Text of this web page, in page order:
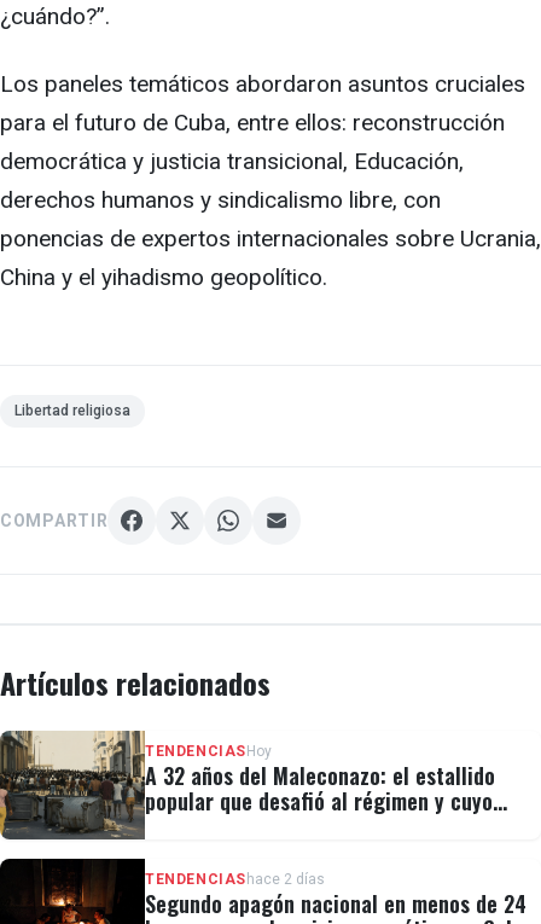
¿cuándo?”.
Los paneles temáticos abordaron asuntos cruciales
para el futuro de Cuba, entre ellos: reconstrucción
democrática y justicia transicional, Educación,
derechos humanos y sindicalismo libre, con
ponencias de expertos internacionales sobre Ucrania,
China y el yihadismo geopolítico.
Libertad religiosa
COMPARTIR
Artículos relacionados
TENDENCIASHoy
A 32 años del Maleconazo: el estallido
popular que desafió al régimen y cuyo
TENDENCIAS hace 2 días
Segundo apagón nacional en menos de 24